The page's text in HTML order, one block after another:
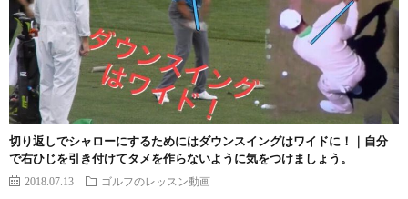
切り返しでシャローにするためにはダウンスイングはワイドに！｜自分
で右ひじを引き付けてタメを作らないように気をつけましょう。
2018.07.13 ゴルフのレッスン動画